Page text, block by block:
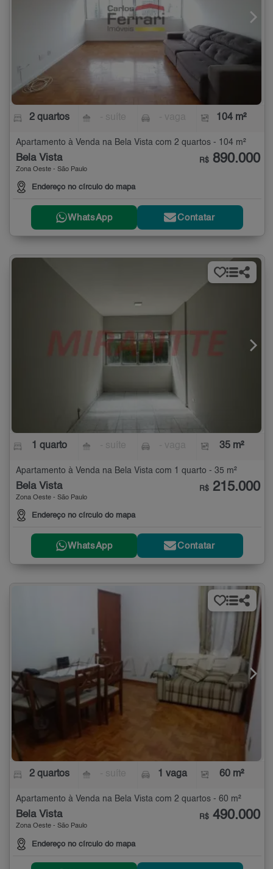
2 quartos 104 m²
Apartamento à Venda na Bela Vista com 2 quartos - 104 m²
Bela Vista
Zona Oeste - São Paulo
Endereço no círculo do mapa
R$ 890.000
WhatsApp Contatar
1 quarto 35 m²
Apartamento à Venda na Bela Vista com 1 quarto - 35 m²
Bela Vista
Zona Oeste - São Paulo
Endereço no círculo do mapa
R$ 215.000
WhatsApp Contatar
2 quartos 1 vaga 60 m²
Apartamento à Venda na Bela Vista com 2 quartos - 60 m²
Bela Vista
Zona Oeste - São Paulo
Endereço no círculo do mapa
R$ 490.000